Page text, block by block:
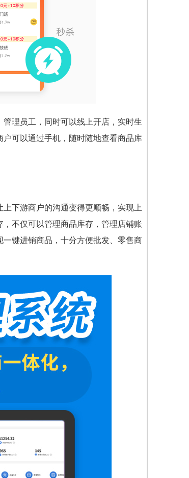
管理员工，同时可以线上开店，实时生
可以通过手机，随时随地查看商品库
下游商户的沟通变得更顺畅，实现上
不仅可以管理商品库存，管理店铺账
键进销商品，十分方便批发、零售商